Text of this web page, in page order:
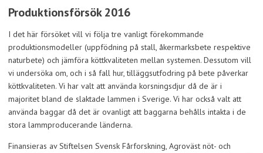
Produktionsförsök 2016
I det här försöket vill vi följa tre vanligt förekommande
produktionsmodeller (uppfödning på stall, åkermarksbete respektive
naturbete) och jämföra köttkvaliteten mellan systemen. Dessutom vill
vi undersöka om, och i så fall hur, tilläggsutfodring på bete påverkar
köttkvaliteten. Vi har valt att använda korsningsdjur då de är i
majoritet bland de slaktade lammen i Sverige. Vi har också valt att
använda baggar då det är ovanligt att baggarna behålls intakta i de
stora lammproducerande länderna.
Finansieras av Stiftelsen Svensk Fårforskning, Agroväst nöt- och